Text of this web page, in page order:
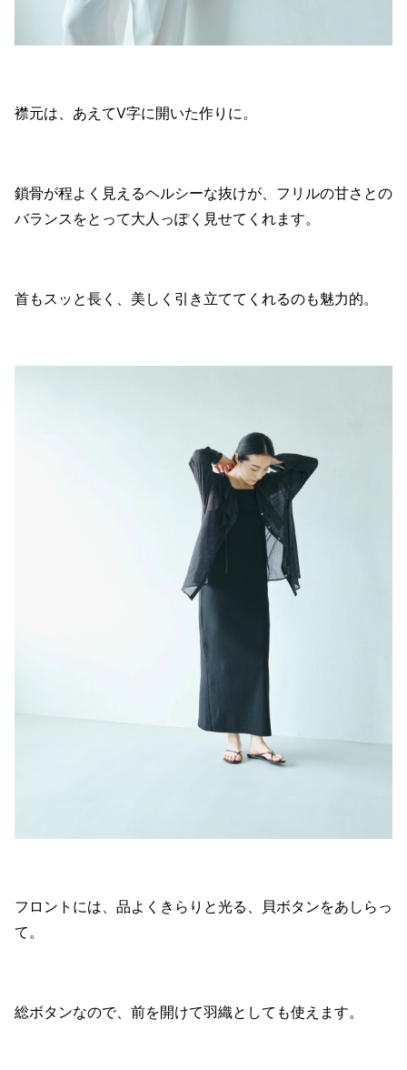
襟元は、あえてV字に開いた作りに。
鎖骨が程よく見えるヘルシーな抜けが、フリルの甘さとの
バランスをとって大人っぽく見せてくれます。
首もスッと長く、美しく引き立ててくれるのも魅力的。
フロントには、品よくきらりと光る、貝ボタンをあしらっ
て。
総ボタンなので、前を開けて羽織としても使えます。